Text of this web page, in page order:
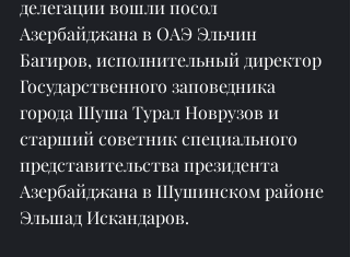
делегации вошли посол
Азербайджана в ОАЭ Эльчин
Багиров, исполнительный директор
Государственного заповедника
города Шуша Турал Новрузов и
старший советник специального
представительства президента
Азербайджана в Шушинском районе
Эльшад Искандаров.